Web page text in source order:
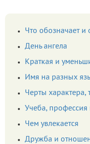
Что обозначает и
День ангела
Краткая и
Имя на разных
Черты характера,
Учеба, профессия
Чем увлекается
Дружба и